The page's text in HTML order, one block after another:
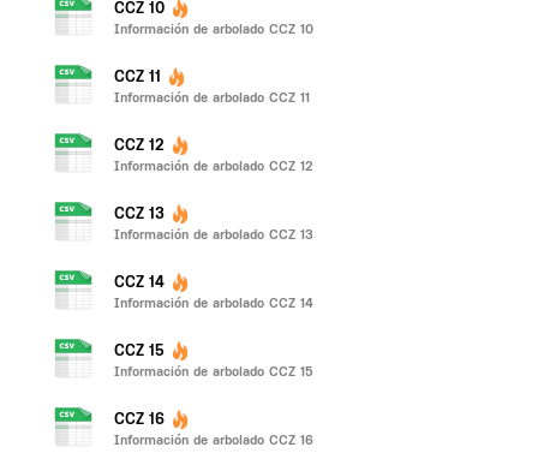
CCZ 10
Información de arbolado CCZ 10
CCZ 11
Información de arbolado CCZ 11
CCZ 12
Información de arbolado CCZ 12
CCZ 13
Información de arbolado CCZ 13
CCZ 14
Información de arbolado CCZ 14
CCZ 15
Información de arbolado CCZ 15
CCZ 16
Información de arbolado CCZ 16